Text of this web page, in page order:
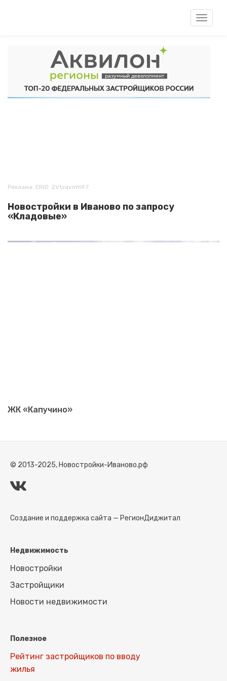
Toggle
Реклама. ERID: 2VtzqvmYrF7
Новостройки в Иваново по запросу
«Кладовые»
ЖК «Капучино»
© 2013-2025, Новостройки-Иваново.рф
Создание и поддержка сайта — РегионДиджитал
Недвижимость
Новостройки
Застройщики
Новости недвижимости
Полезное
Рейтинг застройщиков по вводу
жилья